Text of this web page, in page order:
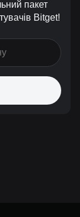
пакет
Bitget!